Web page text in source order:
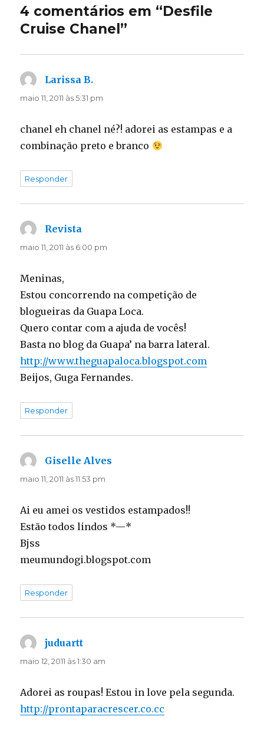
4 comentários em “Desfile
Cruise Chanel”
Larissa B.
maio 11, 2011 às 5:31 pm
chanel eh chanel né?! adorei as estampas e a
combinação preto e branco
Responder
Revista
maio 11, 2011 às 6:00 pm
Meninas,
Estou concorrendo na competição de
blogueiras da Guapa Loca.
Quero contar com a ajuda de vocês!
Basta no blog da Guapa’ na barra lateral.
http://www.theguapaloca.blogspot.com
Beijos, Guga Fernandes.
Responder
Giselle Alves
maio 11, 2011 às 11:53 pm
Ai eu amei os vestidos estampados!!
Estão todos lindos *—*
Bjss
meumundogi.blogspot.com
Responder
juduartt
maio 12, 2011 às 1:30 am
Adorei as roupas! Estou in love pela segunda.
http://prontaparacrescer.co.cc